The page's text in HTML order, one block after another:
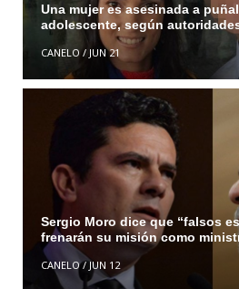
Una mujer es asesinada a
adolescente, según
CANELO/ JUN 21
Sergio Moro dice que “falsos
frenarán su misión como
CANELO/JUN 12
Bocaecat assum fanny